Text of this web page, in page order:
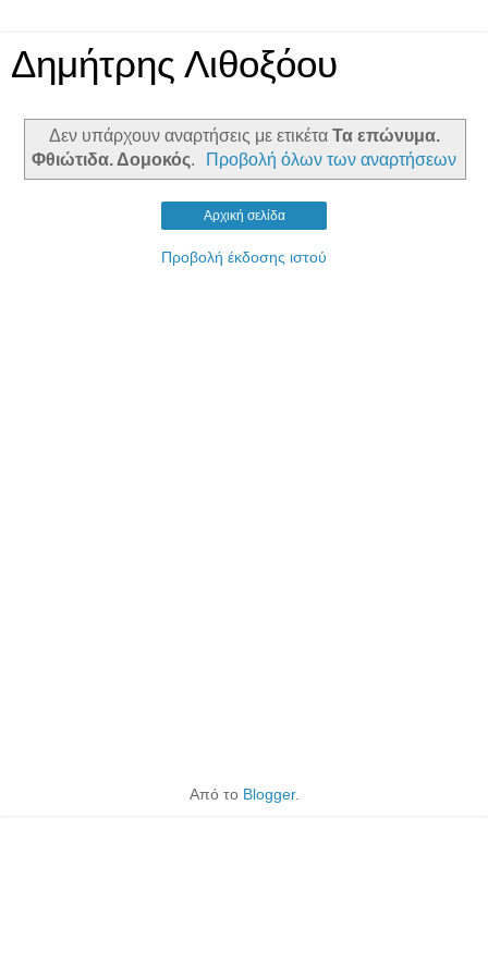
Δημήτρης Λιθοξόου
Δεν υπάρχουν αναρτήσεις με ετικέτα Τα επώνυμα.
Φθιώτιδα. Δομοκός. Προβολή όλων των αναρτήσεων
Αρχική σελίδα
Προβολή έκδοσης ιστού
Από το Blogger.